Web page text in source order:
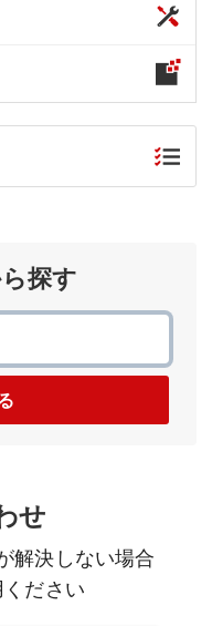
探す
せ
解決しない場合
ださい